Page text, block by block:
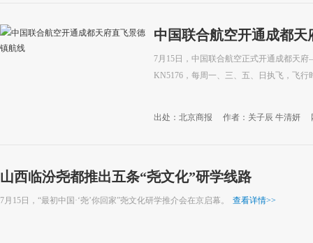
中国联合航空开通成都天
7月15日，中国联合航空正式开通成都天
KN5176，每周一、三、五、日执飞，飞行
出处：北京商报 作者：关子辰 牛清妍
山西临汾尧都推出五条“尧文化”研学线路
7月15日，“最初中国·‘尧’你回家”尧文化研学推介会在京启幕。 查看详情>>